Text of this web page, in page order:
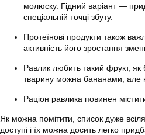
молюску. Гідний варіант —
спеціальній точці збуту.
Протеїнові продукти також
активність його зростання
Равлик любить такий фрукт, як
тварину можна бананами, але
Раціон равлика повинен
Як можна помітити, список дуже
доступі і їх можна досить легко